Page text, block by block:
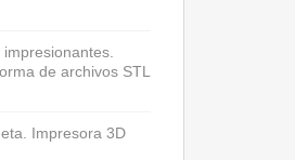
de archivos STL
Impresora 3D